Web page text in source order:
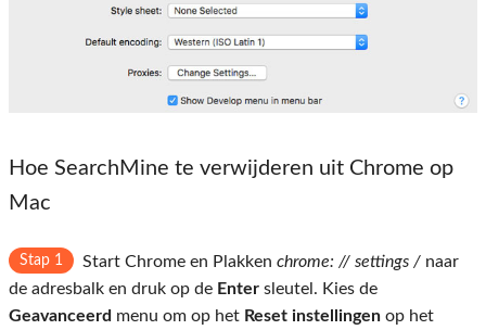
Hoe SearchMine te verwijderen uit Chrome op
Mac
Stap 1 Start Chrome en Plakken chrome: // settings / naar
de adresbalk en druk op de Enter sleutel. Kies de
Geavanceerd menu om op het Reset instellingen op het